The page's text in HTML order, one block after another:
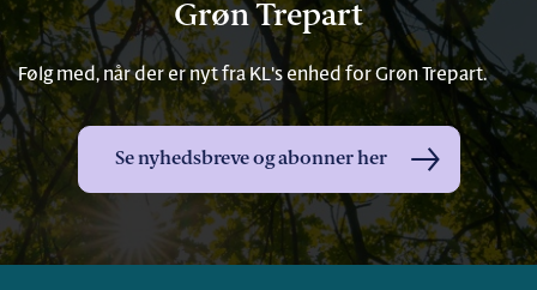
Grøn Trepart
Følg med, når der er nyt fra KL's enhed for Grøn Trepart.
Se nyhedsbreve og abonner her